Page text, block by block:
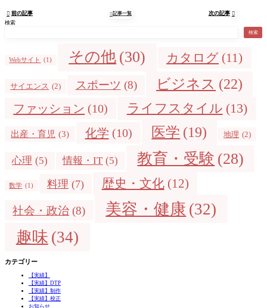
 前の記事 記事一覧 次の記事 
検索
検索
Webサイト (1) その他 (30) カタログ (11)
サイエンス (2) スポーツ (8) ビジネス (22)
ファッション (10) ライフスタイル (13)
出産・育児 (3) 化学 (10) 医学 (19) 地理 (2)
心理 (5) 情報・IT (5) 教育・受験 (28)
数学 (1) 料理 (7) 歴史・文化 (12)
社会・政治 (8) 美容・健康 (32)
趣味 (34)
カテゴリー
【実績】
【実績】DTP
【実績】制作
【実績】校正
お知らせ